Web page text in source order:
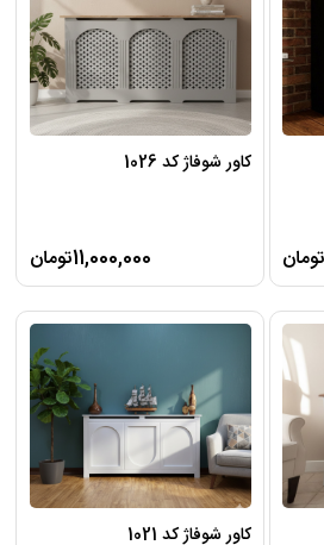
کاور شوفاژ کد 1026
11,000,000تومان
کاور شوفاژ کد 1021